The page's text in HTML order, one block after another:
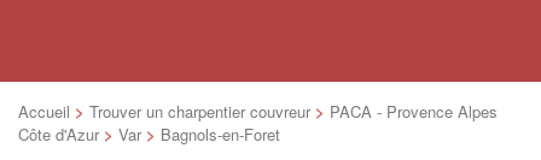
Accueil > Trouver un charpentier couvreur > PACA - Provence Alpes
Côte d'Azur > Var > Bagnols-en-Foret